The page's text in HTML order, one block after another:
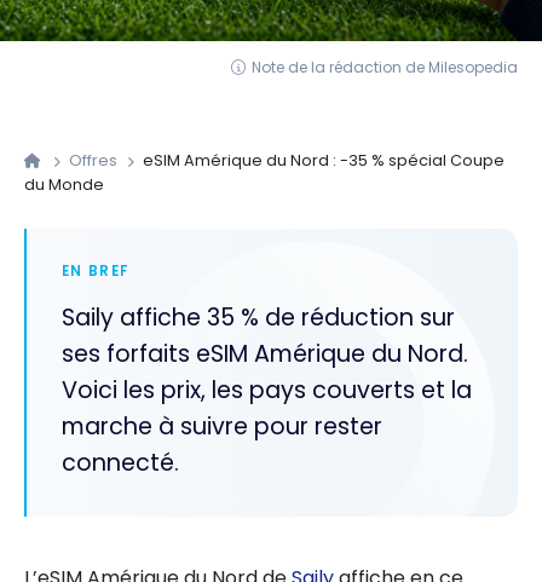
Note de la rédaction de Milesopedia
Offres
eSIM Amérique du Nord : -35 % spécial Coupe
du Monde
EN BREF
Saily affiche 35 % de réduction sur
ses forfaits eSIM Amérique du Nord.
Voici les prix, les pays couverts et la
marche à suivre pour rester
connecté.